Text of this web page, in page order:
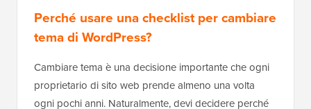
Perché usare una checklist per cambiare
tema di WordPress?
Cambiare tema è una decisione importante che ogni
proprietario di sito web prende almeno una volta
ogni pochi anni. Naturalmente, devi decidere perché